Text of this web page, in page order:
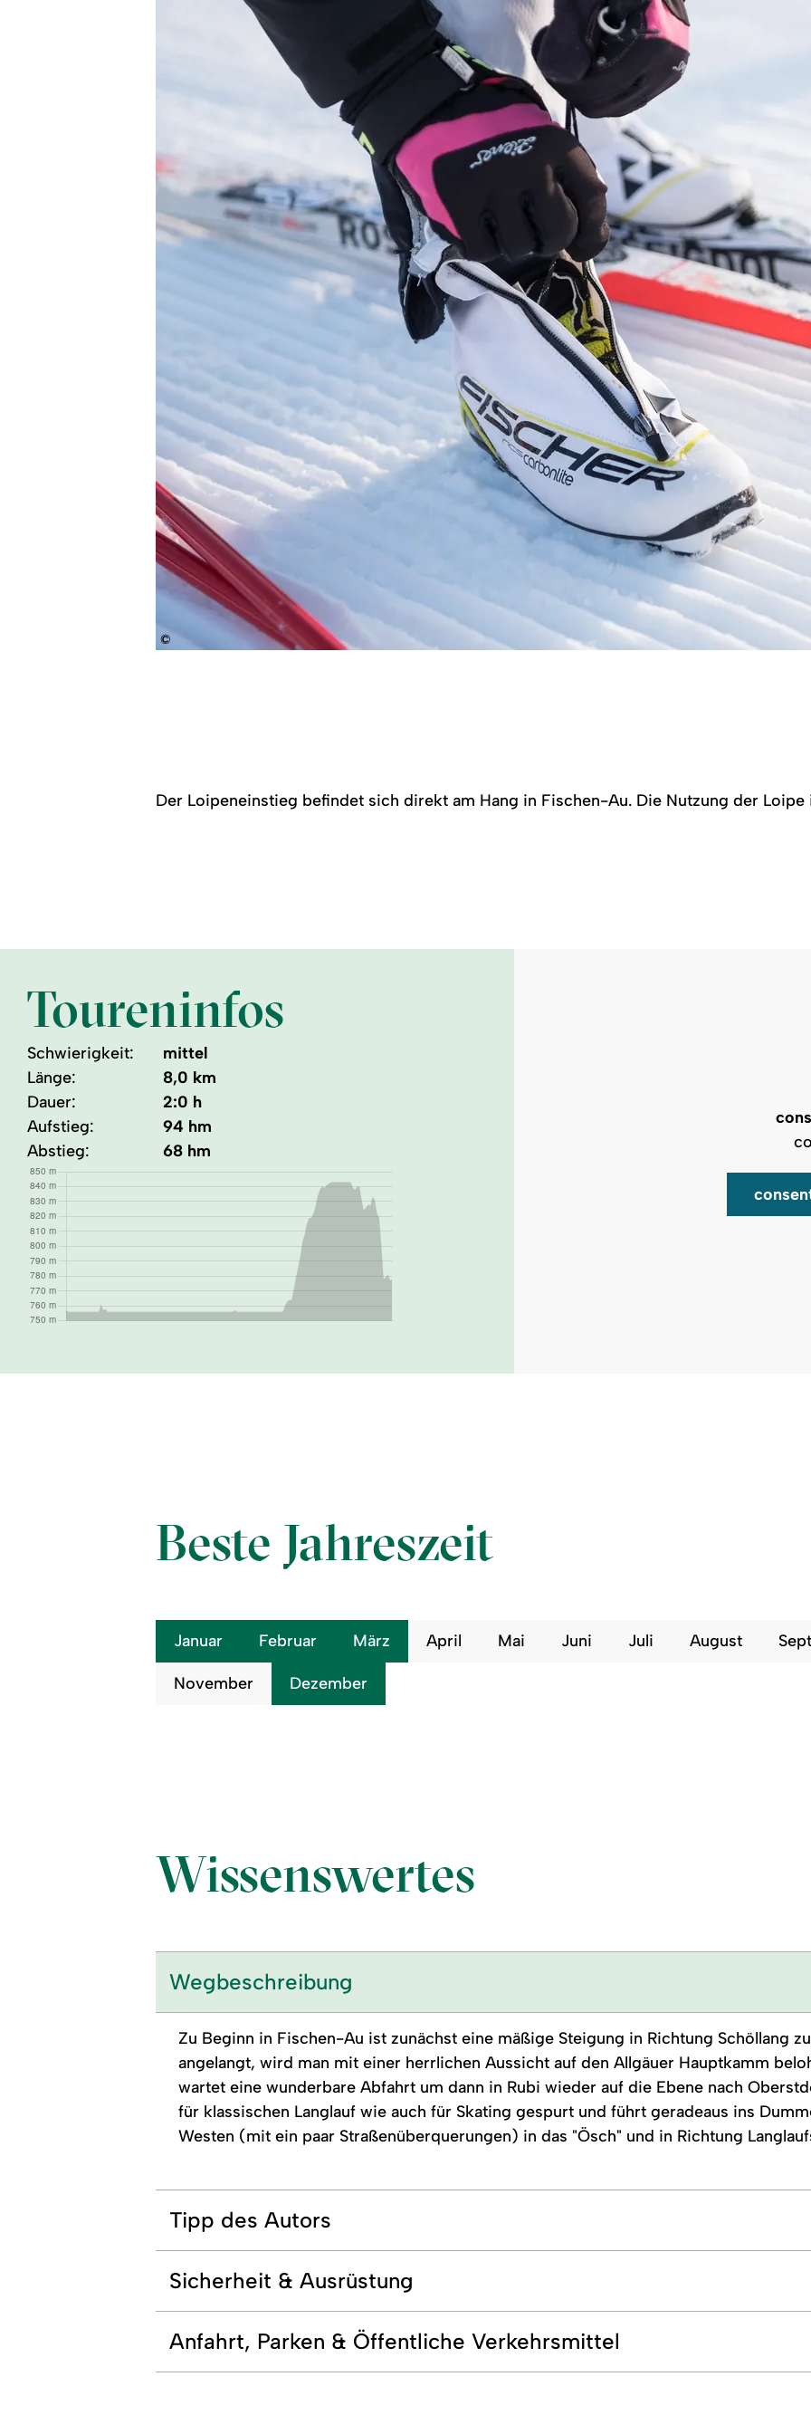
©
Der Loipeneinstieg befindet sich direkt am Hang in Fischen-Au. Die Nutzung der
Toureninfos
Schwierigkeit:
mittel
Länge:
8,0 km
Dauer:
2:0 h
Aufstieg:
94 hm
Abstieg:
68 hm
Beste Jahreszeit
Januar Februar März April Mai Juni Juli August
November Dezember
Wissenswertes
Wegbeschreibung
Zu Beginn in Fischen-Au ist zunächst eine mäßige Steigung in Richtung Schöllang
angelangt, wird man mit einer herrlichen Aussicht auf den Allgäuer Hauptkamm
wartet eine wunderbare Abfahrt um dann in Rubi wieder auf die Ebene nach
für klassischen Langlauf wie auch für Skating gespurt und führt geradeaus ins
Westen (mit ein paar Straßenüberquerungen) in das "Ösch" und in Richtung
Tipp des Autors
Sicherheit & Ausrüstung
Anfahrt, Parken & Öffentliche Verkehrsmittel